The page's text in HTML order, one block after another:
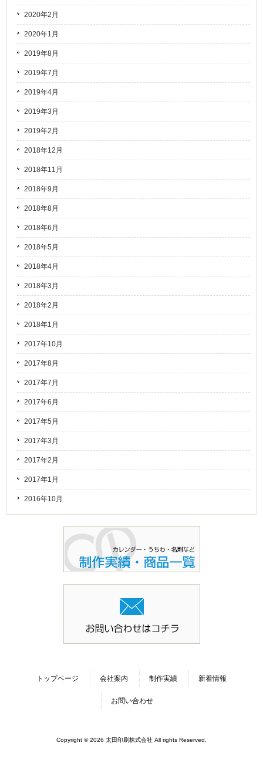
2020年2月
2020年1月
2019年8月
2019年7月
2019年4月
2019年3月
2019年2月
2018年12月
2018年11月
2018年9月
2018年8月
2018年6月
2018年5月
2018年4月
2018年3月
2018年2月
2018年1月
2017年10月
2017年8月
2017年7月
2017年6月
2017年5月
2017年3月
2017年2月
2017年1月
2016年10月
トップページ 会社案内 制作実績 新着情報
お問い合わせ
Copyright © 2026 太田印刷株式会社 All rights Reserved.